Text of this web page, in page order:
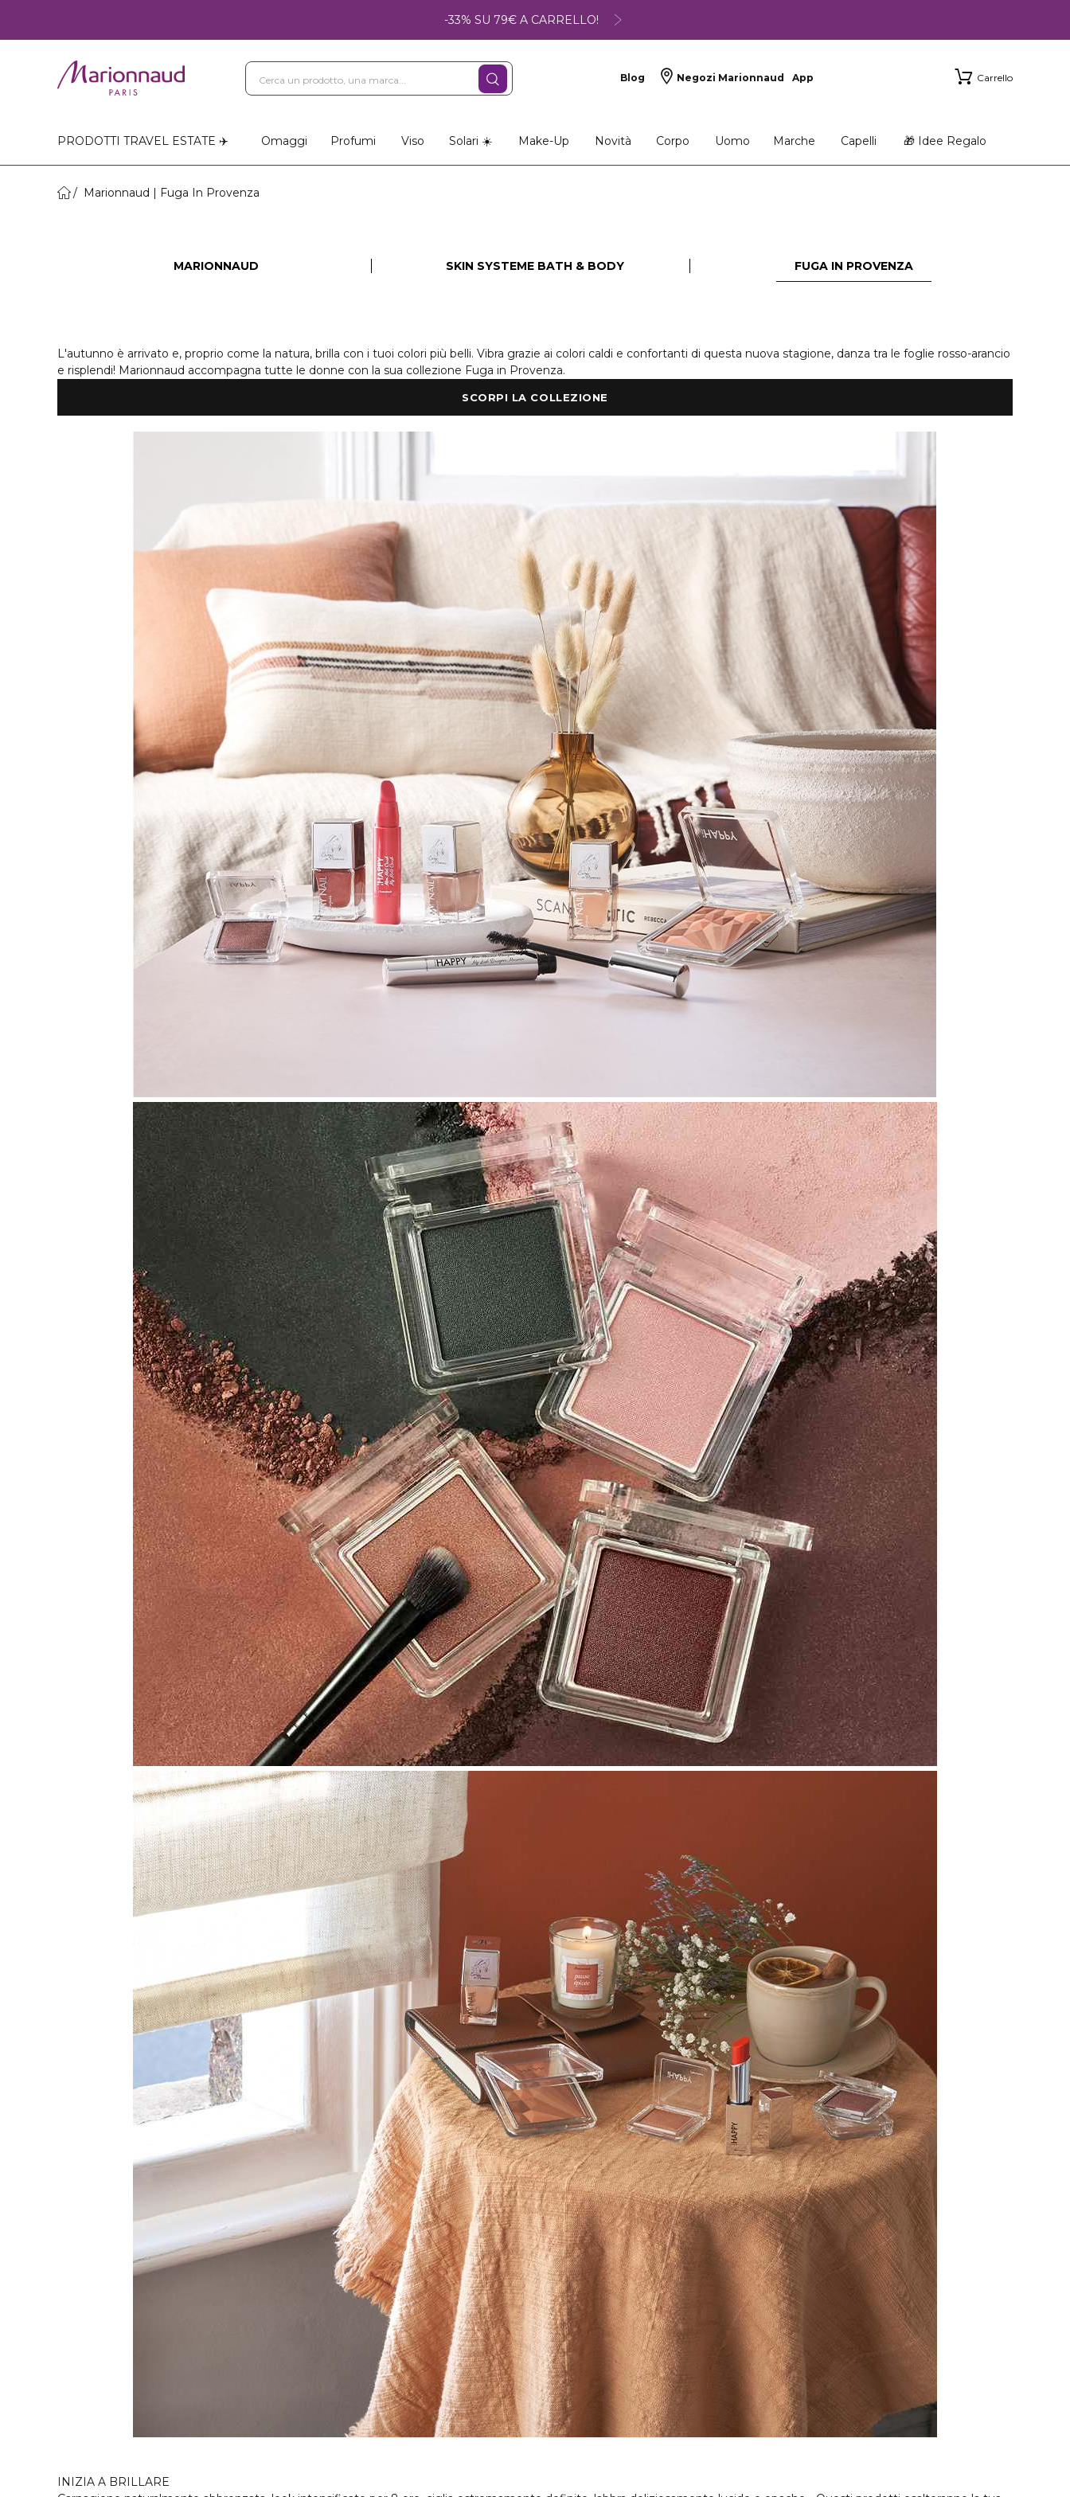
-33% SU 79€ A CARRELLO!
Blog Negozi Marionnaud App Carrello
PRODOTTI TRAVEL ESTATE ✈️ Omaggi Profumi Viso Solari ☀️ Make-Up Novità Corpo Uomo Marche Capelli 🎁 Idee Regalo
Marionnaud | Fuga In Provenza
MARIONNAUD SKIN SYSTEME BATH & BODY FUGA IN PROVENZA
L'autunno è arrivato e, proprio come la natura, brilla con i tuoi colori più belli. Vibra grazie ai colori caldi e confortanti di questa nuova stagione, danza tra le foglie rosso-arancio
e risplendi! Marionnaud accompagna tutte le donne con la sua collezione Fuga in Provenza.
SCORPI LA COLLEZIONE
INIZIA A BRILLARE